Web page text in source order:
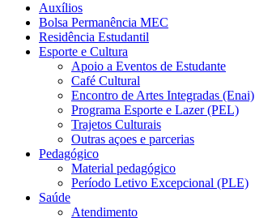
Auxílios
Bolsa Permanência MEC
Residência Estudantil
Esporte e Cultura
Apoio a Eventos de Estudante
Café Cultural
Encontro de Artes Integradas (Enai)
Programa Esporte e Lazer (PEL)
Trajetos Culturais
Outras açoes e parcerias
Pedagógico
Material pedagógico
Período Letivo Excepcional (PLE)
Saúde
Atendimento